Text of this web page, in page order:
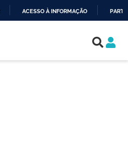
ACESSO À INFORMAÇÃO